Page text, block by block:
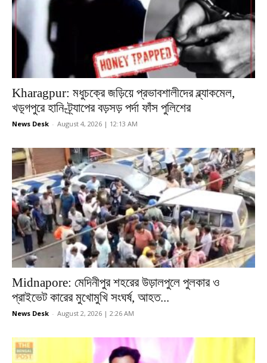
Kharagpur: মধুচক্রে জড়িয়ে প্রভাবশালীদের ব্ল্যাকমেল,
খড়্গপুরে হানি-ট্র্যাপের বড়সড় পর্দা ফাঁস পুলিশের
News Desk - August 4, 2026 | 12:13 AM
Midnapore: মেদিনীপুর শহরের উড়ালপুলে পুলকার ও
প্রাইভেট কারের মুখোমুখি সংঘর্ষ, আহত...
News Desk - August 2, 2026 | 2:26 AM